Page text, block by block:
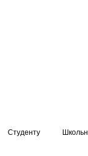
Студенту